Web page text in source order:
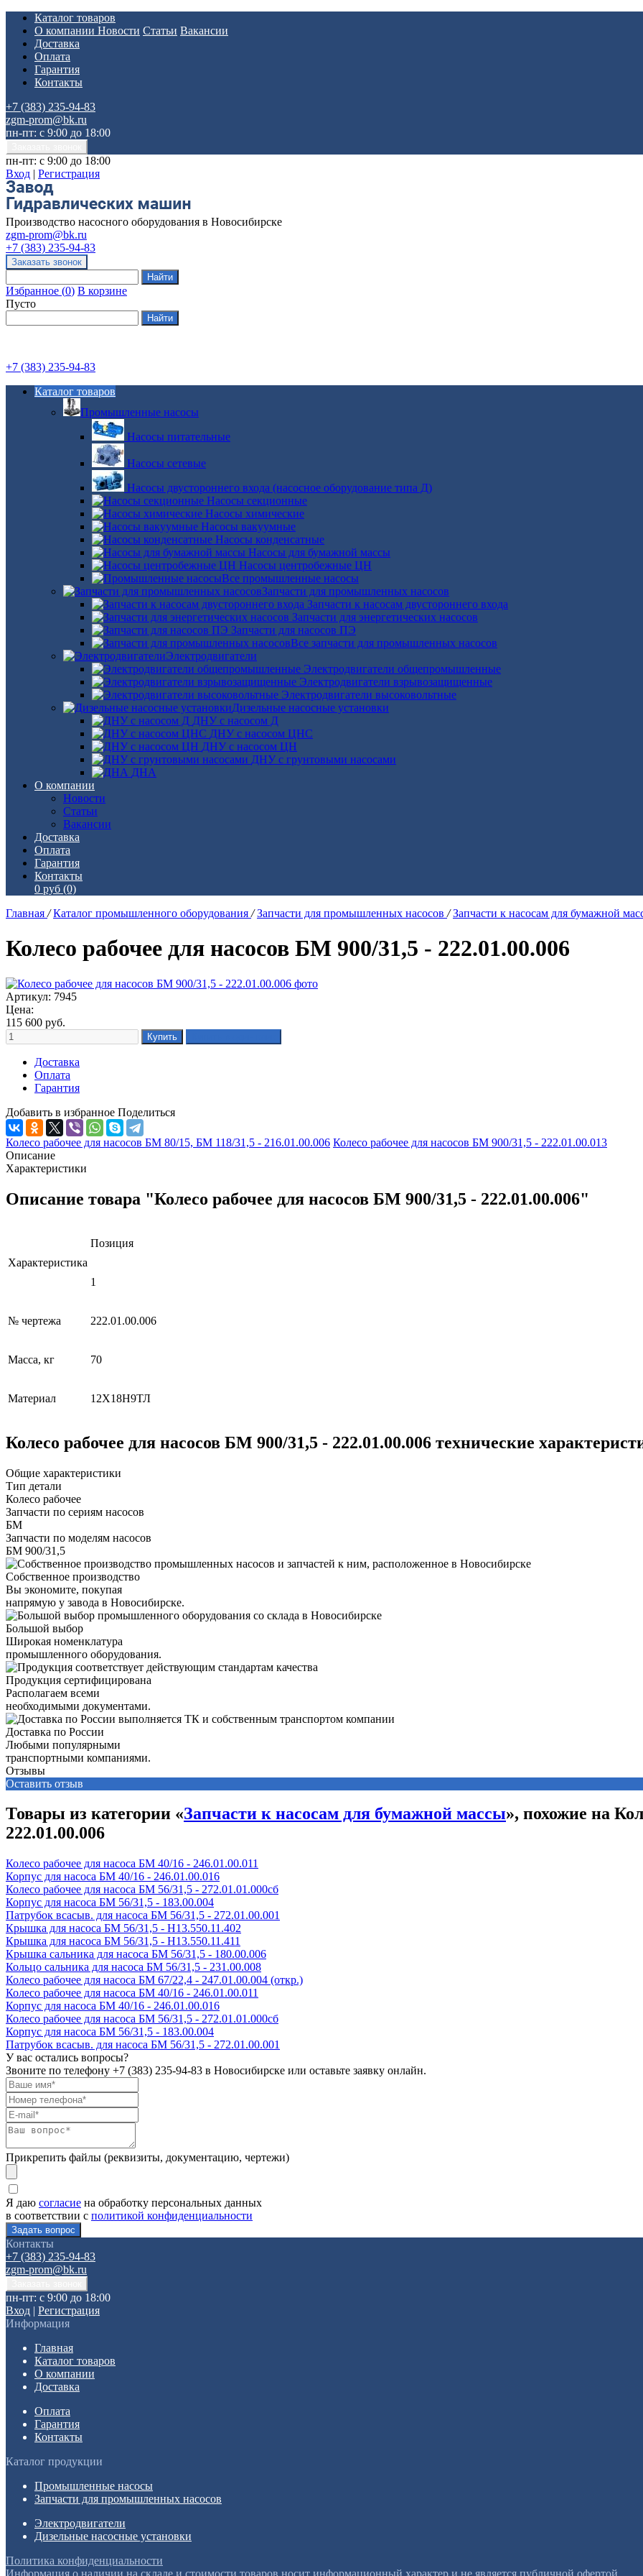
Каталог товаров
О компании Новости Статьи Вакансии
Доставка
Оплата
Гарантия
Контакты
+7 (383) 235-94-83
zgm-prom@bk.ru
пн-пт: с 9:00 до 18:00
пн-пт: с 9:00 до 18:00
Вход | Регистрация
Производство насосного оборудования в Новосибирске
zgm-prom@bk.ru
+7 (383) 235-94-83
Избранное (0) В корзине
Пусто
+7 (383) 235-94-83
Каталог товаров
Промышленные насосы
Насосы питательные
Насосы сетевые
Насосы двустороннего входа (насосное оборудование типа Д)
Насосы секционные
Насосы химические
Насосы вакуумные
Насосы конденсатные
Насосы для бумажной массы
Насосы центробежные ЦН
Все промышленные насосы
Запчасти для промышленных насосов
Запчасти к насосам двустороннего входа
Запчасти для энергетических насосов
Запчасти для насосов ПЭ
Все запчасти для промышленных насосов
Электродвигатели
Электродвигатели общепромышленные
Электродвигатели взрывозащищенные
Электродвигатели высоковольтные
Дизельные насосные установки
ДНУ с насосом Д
ДНУ с насосом ЦНС
ДНУ с насосом ЦН
ДНУ с грунтовыми насосами
ДНА
О компании
Новости
Статьи
Вакансии
Доставка
Оплата
Гарантия
Контакты
0 руб (0)
Главная / Каталог промышленного оборудования / Запчасти для промышленных насосов / Запчасти к насосам для бумажной
Колесо рабочее для насосов БМ 900/31,5 - 222.01.00.006
Артикул: 7945
Цена:
115 600 руб.
Доставка
Оплата
Гарантия
Добавить в избранное Поделиться
Колесо рабочее для насосов БМ 80/15, БМ 118/31,5 - 216.01.00.006 Колесо рабочее для насосов БМ 900/31,5 - 222.01.00.013
Описание
Характеристики
Описание товара "Колесо рабочее для насосов БМ 900/31,5 - 222.01.00.006"
Характеристика
Позиция
1
№ чертежа 222.01.00.006
Масса, кг 70
Материал 12Х18Н9ТЛ
Колесо рабочее для насосов БМ 900/31,5 - 222.01.00.006 технические
Общие характеристики
Тип детали
Колесо рабочее
Запчасти по сериям насосов
БМ
Запчасти по моделям насосов
БМ 900/31,5
Собственное производство
Вы экономите, покупая
напрямую у завода в Новосибирске.
Большой выбор
Широкая номенклатура
промышленного оборудования.
Продукция сертифицирована
Располагаем всеми
необходимыми документами.
Доставка по России
Любыми популярными
транспортными компаниями.
Отзывы
Оставить отзыв
Товары из категории «Запчасти к насосам для бумажной массы», похожие на
222.01.00.006
Колесо рабочее для насоса БМ 40/16 - 246.01.00.011
Корпус для насоса БМ 40/16 - 246.01.00.016
Колесо рабочее для насоса БМ 56/31,5 - 272.01.01.000сб
Корпус для насоса БМ 56/31,5 - 183.00.004
Патрубок всасыв. для насоса БМ 56/31,5 - 272.01.00.001
Крышка для насоса БМ 56/31,5 - Н13.550.11.402
Крышка для насоса БМ 56/31,5 - Н13.550.11.411
Крышка сальника для насоса БМ 56/31,5 - 180.00.006
Кольцо сальника для насоса БМ 56/31,5 - 231.00.008
Колесо рабочее для насоса БМ 67/22,4 - 247.01.00.004 (откр.)
Колесо рабочее для насоса БМ 40/16 - 246.01.00.011
Корпус для насоса БМ 40/16 - 246.01.00.016
Колесо рабочее для насоса БМ 56/31,5 - 272.01.01.000сб
Корпус для насоса БМ 56/31,5 - 183.00.004
Патрубок всасыв. для насоса БМ 56/31,5 - 272.01.00.001
У вас остались вопросы?
Звоните по телефону +7 (383) 235-94-83 в Новосибирске или оставьте заявку онлайн.
Прикрепить файлы (реквизиты, документацию, чертежи)
Я даю согласие на обработку персональных данных
в соответствии с политикой конфиденциальности
Контакты
+7 (383) 235-94-83
zgm-prom@bk.ru
пн-пт: с 9:00 до 18:00
Вход | Регистрация
Информация
Главная
Каталог товаров
О компании
Доставка
Оплата
Гарантия
Контакты
Каталог продукции
Промышленные насосы
Запчасти для промышленных насосов
Электродвигатели
Дизельные насосные установки
Политика конфиденциальности